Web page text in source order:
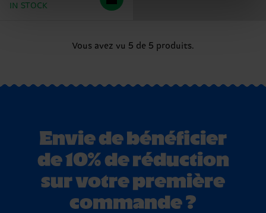
IN STOCK
Vous avez vu 5 de 5 produits.
Envie de bénéficier
de 10% de réduction
sur votre première
commande ?